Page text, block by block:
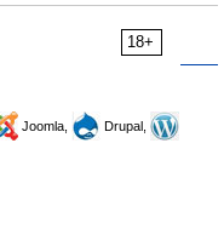
18+
Joomla,
Drupal,